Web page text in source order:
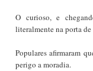
O curioso, e
literalmente na porta
Populares afirmaram
perigo a moradia.